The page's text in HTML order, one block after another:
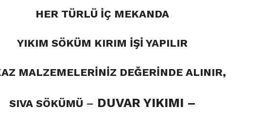
HER TÜRLÜ İÇ MEKANDA
YIKIM SÖKÜM KIRIM İŞİ YAPILIR
MALZEMELERİNİZ DEĞERİNDE ALINIR,
SIVA SÖKÜMÜ – DUVAR YIKIMI –